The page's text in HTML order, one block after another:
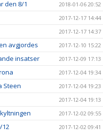
den 8/1 2018-01-06 20:52
2017-12-17 14:44
2017-12-17 14:37
avgjordes 2017-12-10 15:22
insatser 2017-12-09 17:13
2017-12-04 19:34
Steen 2017-12-04 19:23
2017-12-04 19:13
2017-12-02 09:55
12 2017-12-02 09:41